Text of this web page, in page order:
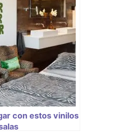
con estos vinilos